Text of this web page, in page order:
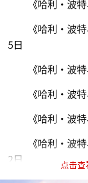
《哈利·波
《哈利·波
5日
《哈利·波
《哈利·波
《哈利·波
《哈利·波
2日
点击